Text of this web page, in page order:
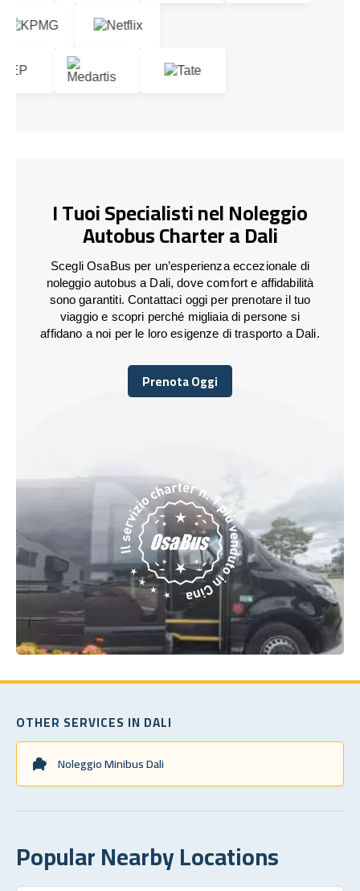
I Tuoi Specialisti nel Noleggio
Autobus Charter a Dali
Scegli OsaBus per un’esperienza eccezionale di
noleggio autobus a Dali, dove comfort e affidabilità
sono garantiti. Contattaci oggi per prenotare il tuo
viaggio e scopri perché migliaia di persone si
affidano a noi per le loro esigenze di trasporto a Dali.
Prenota Oggi
Prenota Oggi
OTHER SERVICES IN DALI
Noleggio Minibus Dali
Popular Nearby Locations